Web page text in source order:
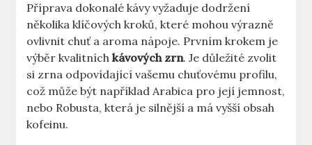
Příprava dokonalé kávy vyžaduje dodržení
několika klíčových kroků, které mohou výrazně
ovlivnit chuť a aroma nápoje. Prvním krokem je
výběr kvalitníchkávových zrn. Je důležité zvolit
si zrna odpovídající vašemu chuťovému profilu,
což může být například Arabica pro její jemnost,
nebo Robusta, která je silnější a má vyšší obsah
kofeinu.